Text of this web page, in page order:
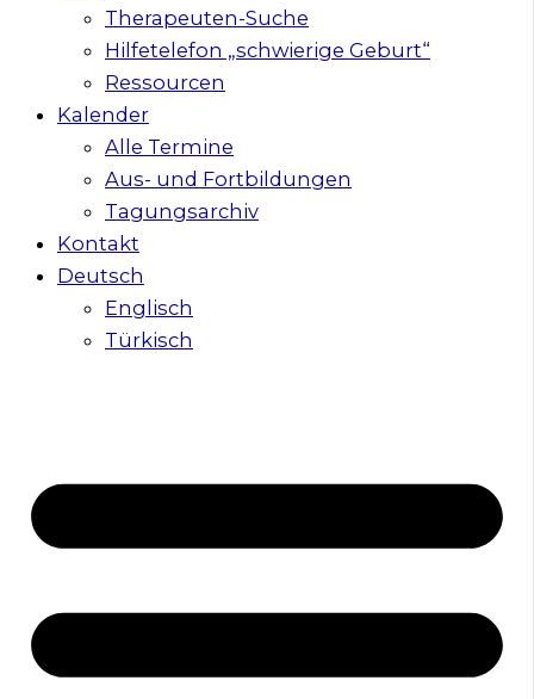
Therapeuten-Suche
Hilfetelefon „schwierige Geburt“
Ressourcen
Kalender
Alle Termine
Aus- und Fortbildungen
Tagungsarchiv
Kontakt
Deutsch
Englisch
Türkisch